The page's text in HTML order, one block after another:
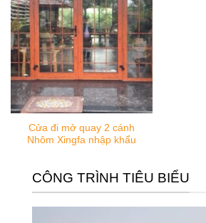
Cửa đi mở quay 2 cánh
Nhôm Xingfa nhập khẩu
CÔNG TRÌNH TIÊU BIỂU